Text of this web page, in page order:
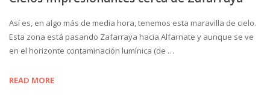
Así es, en algo más de media hora, tenemos esta maravilla de cielo.
Esta zona está pasando Zafarraya hacia Alfarnate y aunque se ve
en el horizonte contaminación lumínica (de …
READ MORE